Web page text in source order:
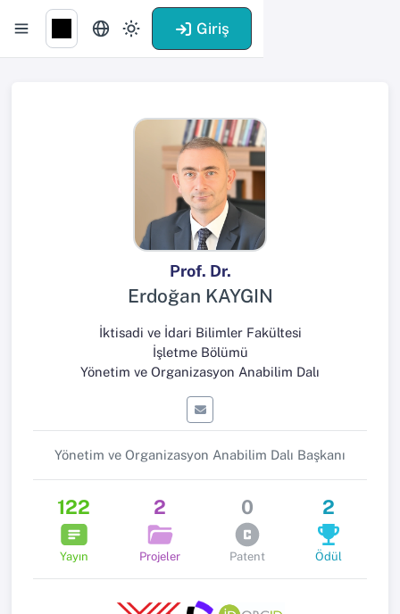
Giriş
Prof. Dr.
Erdoğan KAYGIN
İktisadi ve İdari Bilimler Fakültesi
İşletme Bölümü
Yönetim ve Organizasyon Anabilim Dalı
Yönetim ve Organizasyon Anabilim Dalı Başkanı
122
Yayın
2
Projeler
0
Patent
2
Ödül